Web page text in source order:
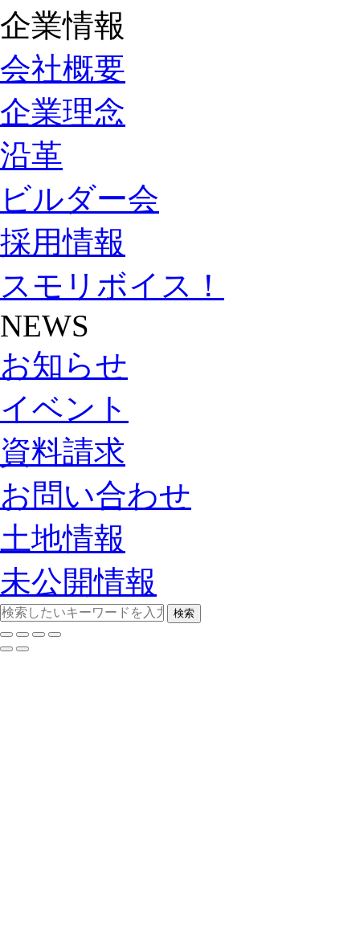
企業情報
会社概要
企業理念
沿革
ビルダー会
採用情報
スモリボイス！
NEWS
お知らせ
イベント
資料請求
お問い合わせ
土地情報
未公開情報
検索